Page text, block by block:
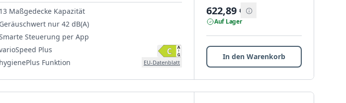
13 Maßgedecke Kapazität
Geräuschwert nur 42 dB(A)
Steuerung per App
Plus
hygienePlus Funktion
EU-Datenblatt
622,89€
Auf Lager
In den Warenkorb